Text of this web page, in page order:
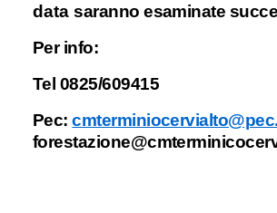
datasaranno esaminate
Per info:
Tel 0825/609415
Pec: